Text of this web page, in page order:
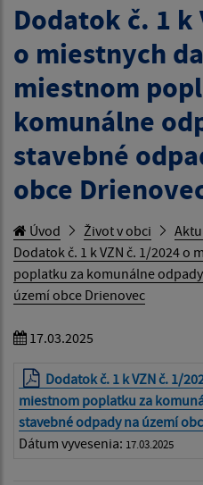
Dodatok č. 1 k
o miestnych
miestnom
komunálne
stavebné
obce
Úvod Život v obci
Dodatok č. 1 k VZN č. 1/2024 o
poplatku za komunálne
území obce Drienovec
17.03.2025
Dodatok č. 1 k VZN č. 1/
miestnom poplatku za
stavebné odpady na území
Dátum vyvesenia: 17.03.2025